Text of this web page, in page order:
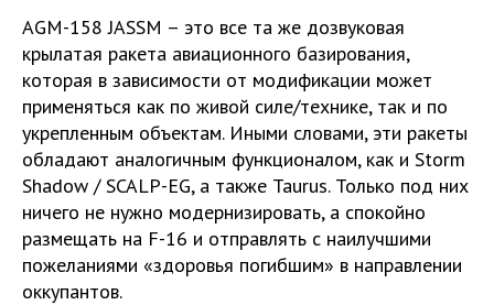
AGM-158 JASSM – это все та же дозвуковая
крылатая ракета авиационного базирования,
которая в зависимости от модификации может
применяться как по живой силе/технике, так и по
укрепленным объектам. Иными словами, эти ракеты
обладают аналогичным функционалом, как и Storm
Shadow / SCALP-EG, а также Taurus. Только под них
ничего не нужно модернизировать, а спокойно
размещать на F-16 и отправлять с наилучшими
пожеланиями «здоровья погибшим» в направлении
оккупантов.